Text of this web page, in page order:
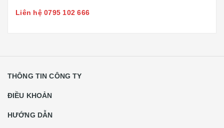
Liên hệ 0795 102 666
THÔNG TIN CÔNG TY
ĐIỀU KHOẢN
HƯỚNG DẪN